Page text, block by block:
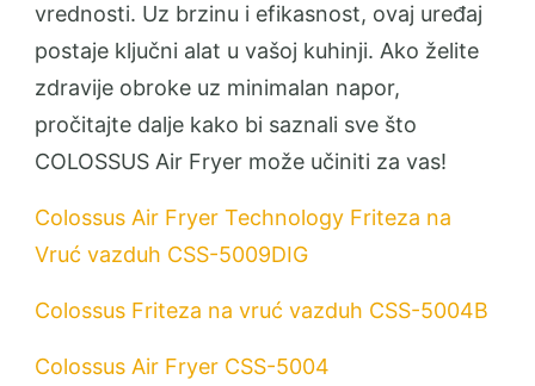
vrednosti. Uz brzinu i efikasnost, ovaj uređaj
postaje ključni alat u vašoj kuhinji. Ako želite
zdravije obroke uz minimalan napor,
pročitajte dalje kako bi saznali sve što
COLOSSUS Air Fryer može učiniti za vas!
Colossus Air Fryer Technology Friteza na
Vruć vazduh CSS-5009DIG
Colossus Friteza na vruć vazduh CSS-5004B
Colossus Air Fryer CSS-5004